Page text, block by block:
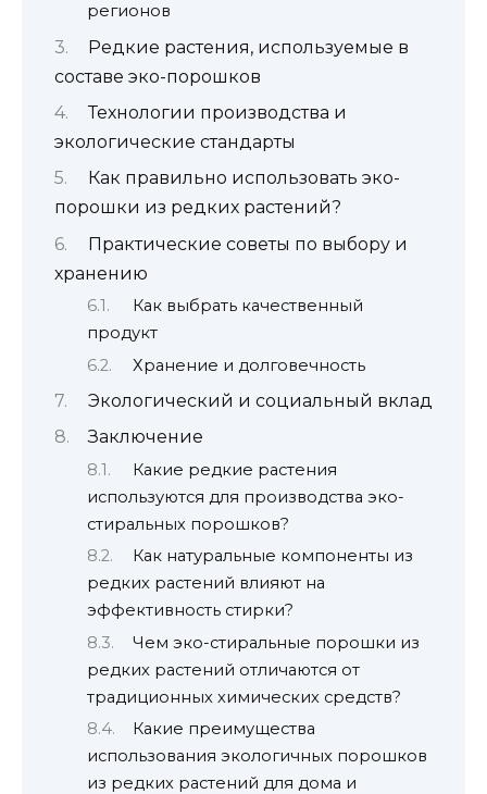
регионов
Редкие растения, используемые в
составе эко-порошков
Технологии производства и
экологические стандарты
Как правильно использовать эко-
порошки из редких растений?
Практические советы по выбору и
хранению
Как выбрать качественный
продукт
Хранение и долговечность
Экологический и социальный вклад
Заключение
Какие редкие растения
используются для производства эко-
стиральных порошков?
Как натуральные компоненты из
редких растений влияют на
эффективность стирки?
Чем эко-стиральные порошки из
редких растений отличаются от
традиционных химических средств?
Какие преимущества
использования экологичных порошков
из редких растений для дома и